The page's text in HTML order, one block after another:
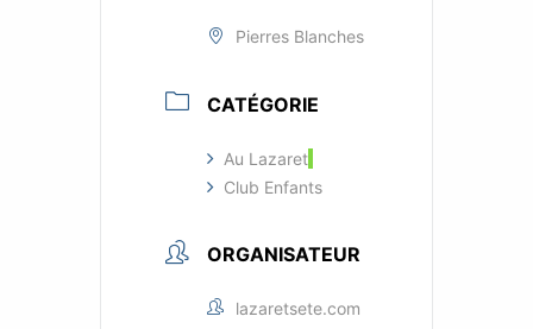
Pierres Blanches
CATÉGORIE
Au Lazaret
Club Enfants
ORGANISATEUR
lazaretsete.com